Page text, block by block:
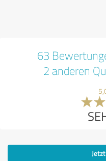
63
2 anderen